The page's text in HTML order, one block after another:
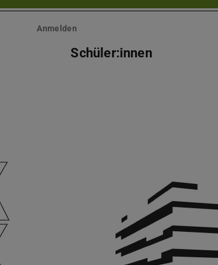
Anmelden
Schüler:innen